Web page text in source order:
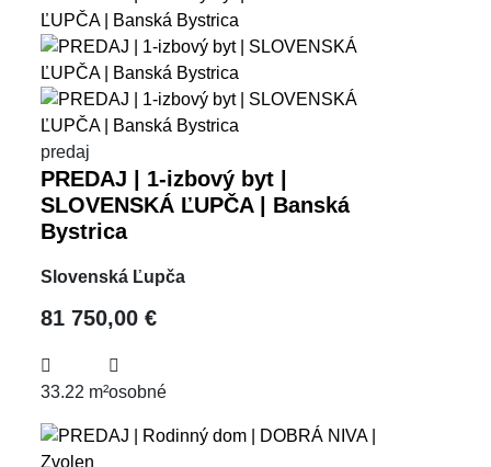
predaj
PREDAJ | 1-izbový byt |
SLOVENSKÁ ĽUPČA | Banská
Bystrica
Slovenská Ľupča
81 750,00 €
33.22 m²osobné